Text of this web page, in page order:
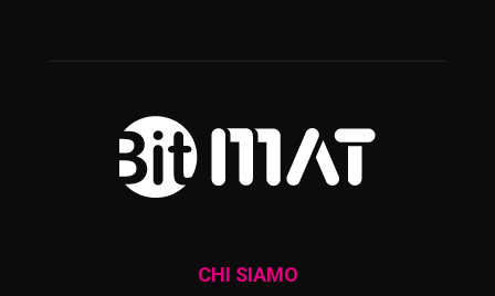
CHI SIAMO